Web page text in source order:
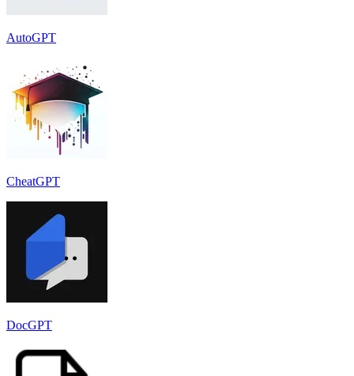
AutoGPT
CheatGPT
DocGPT